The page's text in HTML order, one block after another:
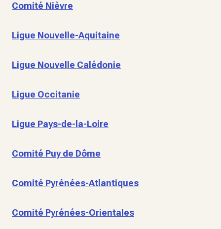
Comité Nièvre
Ligue Nouvelle-Aquitaine
Ligue Nouvelle Calédonie
Ligue Occitanie
Ligue Pays-de-la-Loire
Comité Puy de Dôme
Comité Pyrénées-Atlantiques
Comité Pyrénées-Orientales